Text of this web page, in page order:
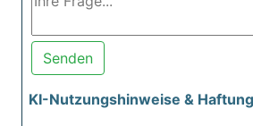
Senden
KI-Nutzungshinweise &